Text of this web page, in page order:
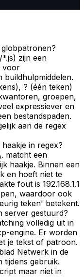
zijn een
voor
buildhulpmiddelen.
? (één teken)
groepen,
expressiever en
bestandspaden.
aan de regex
in regex?
matcht een
haakje. Binnen een
en hoeft niet te
fout is 192.168.1.1
waardoor ook
teken' betekent.
server gestuurd?
volledig uit in
engine. Er worden
je tekst of patroon.
Netwerk in de
tijdens gebruik.
maar niet in